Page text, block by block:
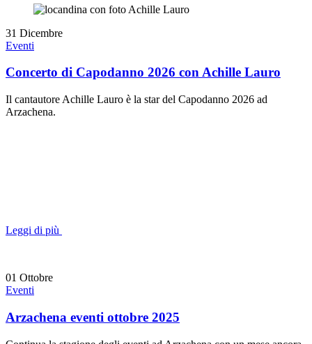
31 Dicembre
Eventi
Concerto di Capodanno 2026 con Achille Lauro
Il cantautore Achille Lauro è la star del Capodanno 2026 ad
Arzachena.
Leggi di più
01 Ottobre
Eventi
Arzachena eventi ottobre 2025